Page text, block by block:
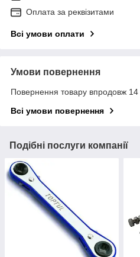
Оплата за реквізитами
Всі умови оплати
Умови повернення
Повернення товару впродовж 14
Всі умови повернення
Подібні послуги компанії